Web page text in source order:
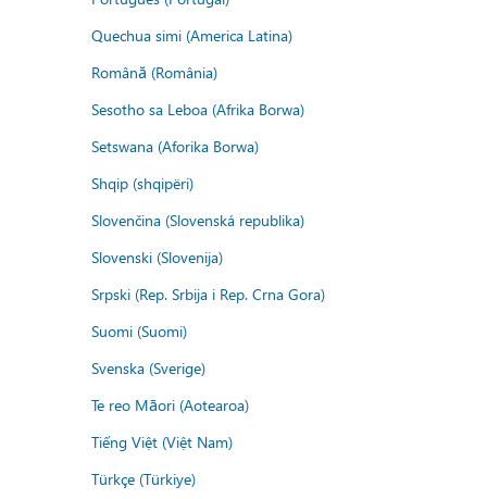
Quechua simi (America Latina)
Română (România)
Sesotho sa Leboa (Afrika Borwa)
Setswana (Aforika Borwa)
Shqip (shqipëri)
Slovenčina (Slovenská republika)
Slovenski (Slovenija)
Srpski (Rep. Srbija i Rep. Crna Gora)
Suomi (Suomi)
Svenska (Sverige)
Te reo Māori (Aotearoa)
Tiếng Việt (Việt Nam)
Türkçe (Türkiye)